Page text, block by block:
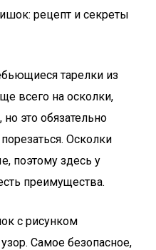
рецепт и секреты
тарелки из
всего на осколки,
это обязательно
Осколки
поэтому здесь у
преимущества.
с рисунком
Самое безопасное,